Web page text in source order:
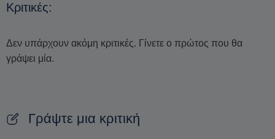
Κριτικές:
Δεν υπάρχουν ακόμη κριτικές. Γίνετε ο πρώτος που θα
γράψει μία.
Γράψτε μια κριτική